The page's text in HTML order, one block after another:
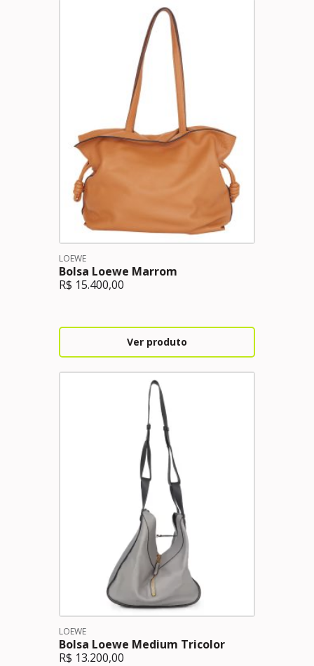
LOEWE
Bolsa Loewe Marrom
R$ 15.400,00
Ver produto
LOEWE
Bolsa Loewe Medium Tricolor
R$ 13.200,00